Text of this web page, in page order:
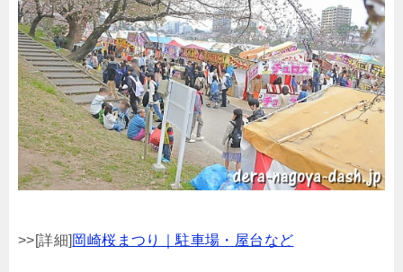
>>[詳細] 岡崎桜まつり｜駐車場・屋台など